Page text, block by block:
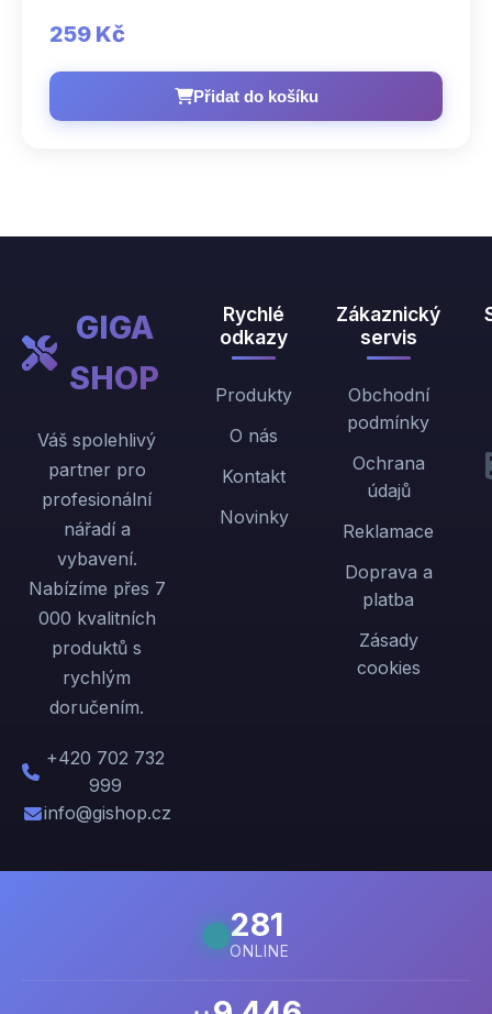
259 Kč
Přidat do košíku
GIGA
SHOP
Váš spolehlivý
partner pro
profesionální
nářadí a
vybavení.
Nabízíme přes 7
000 kvalitních
produktů s
rychlým
doručením.
+420 702 732
999
info@gishop.cz
Rychlé
odkazy
Produkty
O nás
Kontakt
Novinky
Zákaznický
servis
Obchodní
podmínky
Ochrana
údajů
Reklamace
Doprava a
platba
Zásady
cookies
281
ONLINE